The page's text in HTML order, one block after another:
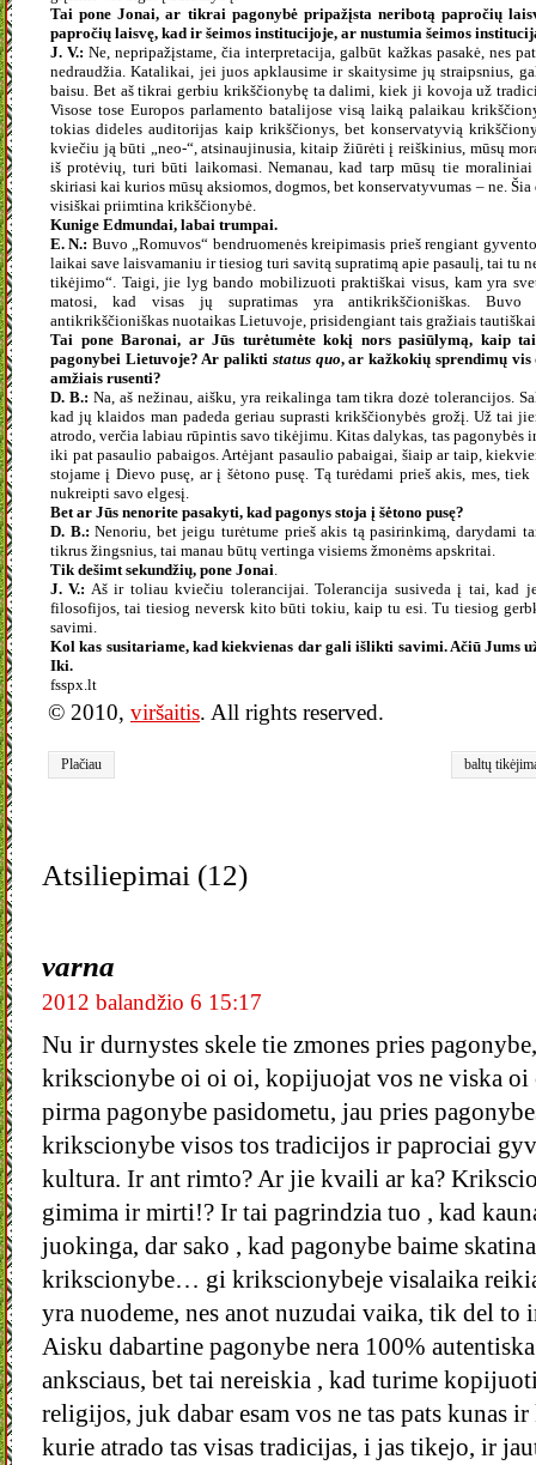
Tai pone Jonai, ar tikrai pagonybė pripažįsta neribotą papročių
papročių laisvę, kad ir šeimos institucijoje, ar nustumia šeimos
J. V.: Ne, nepripažįstame, čia interpretacija, galbūt kažkas pasakė, nes
nedraudžia. Katalikai, jei juos apklausime ir skaitysime jų straipsnius,
baisu. Bet aš tikrai gerbiu krikščionybę ta dalimi, kiek ji kovoja už
Visose tose Europos parlamento batalijose visą laiką palaikau
tokias dideles auditorijas kaip krikščionys, bet konservatyvią
kviečiu ją būti „neo-“, atsinaujinusia, kitaip žiūrėti į reiškinius, mūsų
iš protėvių, turi būti laikomasi. Nemanau, kad tarp mūsų tie
skiriasi kai kurios mūsų aksiomos, dogmos, bet konservatyvumas – ne.
visiškai priimtina krikščionybė.
Kunige Edmundai, labai trumpai.
E. N.: Buvo „Romuvos“ bendruomenės kreipimasis prieš rengiant
laikai save laisvamaniu ir tiesiog turi savitą supratimą apie pasaulį, tai tu
tikėjimo“. Taigi, jie lyg bando mobilizuoti praktiškai visus, kam yra
matosi, kad visas jų supratimas yra antikrikščioniškas. Buvo
antikrikščioniškas nuotaikas Lietuvoje, prisidengiant tais gražiais
Tai pone Baronai, ar Jūs turėtumėte kokį nors pasiūlymą, kaip
pagonybei Lietuvoje? Ar palikti status quo, ar kažkokių sprendimų
amžiais rusenti?
D. B.: Na, aš nežinau, aišku, yra reikalinga tam tikra dozė tolerancijos.
kad jų klaidos man padeda geriau suprasti krikščionybės grožį. Už tai
atrodo, verčia labiau rūpintis savo tikėjimu. Kitas dalykas, tas pagonybės
iki pat pasaulio pabaigos. Artėjant pasaulio pabaigai, šiaip ar taip,
stojame į Dievo pusę, ar į šėtono pusę. Tą turėdami prieš akis, mes,
nukreipti savo elgesį.
Bet ar Jūs nenorite pasakyti, kad pagonys stoja į šėtono pusę?
D. B.: Nenoriu, bet jeigu turėtume prieš akis tą pasirinkimą, darydami
tikrus žingsnius, tai manau būtų vertinga visiems žmonėms apskritai.
Tik dešimt sekundžių, pone Jonai.
J. V.: Aš ir toliau kviečiu tolerancijai. Tolerancija susiveda į tai, kad
filosofijos, tai tiesiog neversk kito būti tokiu, kaip tu esi. Tu tiesiog
savimi.
Kol kas susitariame, kad kiekvienas dar gali išlikti savimi. Ačiū Jums
Iki.
fsspx.lt
© 2010, viršaitis. All rights reserved.
Plačiau baltų
Atsiliepimai (12)
varna
2012 balandžio 6 15:17
Nu ir durnystes skele tie zmones pries
krikscionybe oi oi oi, kopijuojat vos ne viska oi
pirma pagonybe pasidometu, jau pries
krikscionybe visos tos tradicijos ir paprociai
kultura. Ir ant rimto? Ar jie kvaili ar ka?
gimima ir mirti!? Ir tai pagrindzia tuo , kad
juokinga, dar sako , kad pagonybe baime
krikscionybe… gi krikscionybeje visalaika
yra nuodeme, nes anot nuzudai vaika, tik del to
Aisku dabartine pagonybe nera 100%
anksciaus, bet tai nereiskia , kad turime
religijos, juk dabar esam vos ne tas pats kunas
kurie atrado tas visas tradicijas, i jas tikejo, ir